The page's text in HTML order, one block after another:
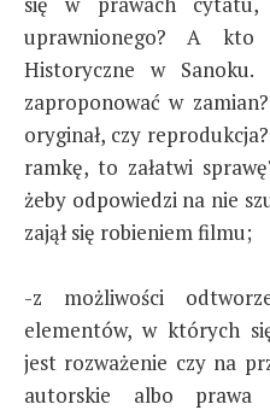
uprawnionego? A
Historyczne w
zaproponować w
oryginał, czy
ramkę, to załatwi
żeby odpowiedzi na nie
zajął się robieniem filmu;
-z możliwości
elementów, w których
jest rozważenie czy na
autorskie albo prawa